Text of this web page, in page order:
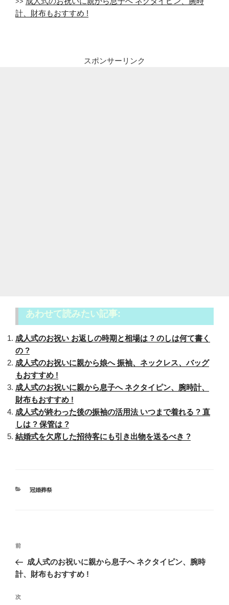
計、財布もおすすめ !
スポンサーリンク
あわせて読みたい記事:
成人式のお祝い お返しの時期と相場は ? のしは何て書く
の ?
成人式のお祝いに親から娘へ 振袖、ネックレス、バッグ
もおすすめ !
成人式のお祝いに親から息子へ ネクタイピン、腕時計、
財布もおすすめ !
成人式が終わった後の振袖の活用法 いつまで着れる ? 直
しは ? 保管は ?
結婚式を欠席した招待客にも引き出物を送るべき ?
カ
冠婚葬祭
投
ナ
ゲ
過
去
の
稿
前
成人式のお祝いに親から息子へ ネクタイピン、腕時
計、財布もおすすめ !
次
次